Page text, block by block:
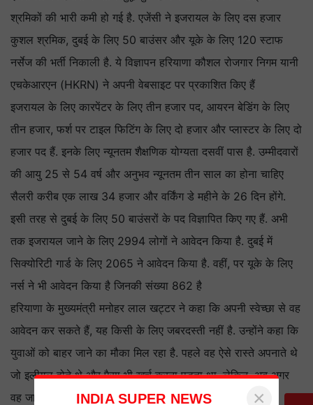
श्रमिकों की भारी कमी हो गई है. एजेंसी ने इजरायल के लिए दस हजार
कुशल श्रमिक, दुबई के लिए 50 बाउंसर और यूके के लिए 120 स्टाफ
नर्सेज की भर्ती निकाली है. ये विज्ञापन हरियाणा कौशल रोजगार निगम यानी
एचकेआरएन (HKRN) ने अपनी वेबसाइट पर प्रकाशित किए हैं
इजरायल के लिए कारपेंटर के लिए तीन हजार पद, आयरन बेडिंग के लिए
तीन हजार, फर्श पर टाइल फिटिंग के लिए दो हजार और प्लास्टर के लिए दो
हजार पद हैं. इनके लिए न्यूनतम शैक्षणिक योग्यता दसवीं पास है. उम्मीदवारों
की आयु 25 से 54 वर्ष और अनुभव न्यूनतम तीन साल का होना चाहिए
सैलरी करीब एक लाख 34 हजार और वर्किंग डे महीने के 26 दिन होंगे.
इसी तरह से दुबई के लिए 50 बाउंसरों के पद विज्ञापित किए गए हैं. अभी
तक इजरायल जाने के लिए 2994 लोगों ने आवेदन किया है. दुबई में
सिक्योरिटी गार्ड के लिए 2065 ने आवेदन किया है. वहीं, पर यूके के लिए
नर्स ने भी आवेदन किया है जिनकी संख्या 862 है
हरियाणा के मुख्यमंत्री मनोहर लाल खट्टर ने कहा कि अपनी स्वेच्छा से वह
आवेदन कर सकते हैं, यह किसी के लिए जबरदस्ती नहीं है. उन्होंने कहा कि
युवाओं को बाहर जाने का मौका मिल रहा है. पहले वह ऐसे रास्ते अपनाते थे
जो इलीगल होते थे और पैसा भी खर्च करना पड़ता था. लेकिन, अब अगर
वह जाना चाहते हैं तो इस माध्यम से बाहर जा सकते हैं
INDIA SUPER NEWS ×